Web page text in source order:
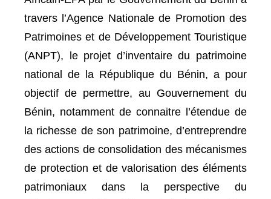
travers l’Agence Nationale de Promotion des
Patrimoines et de Développement Touristique
(ANPT), le projet d’inventaire du patrimoine
national de la République du Bénin, a pour
objectif de permettre, au Gouvernement du
Bénin, notamment de connaitre l’étendue de
la richesse de son patrimoine, d’entreprendre
des actions de consolidation des mécanismes
de protection et de valorisation des éléments
patrimoniaux dans la perspective du